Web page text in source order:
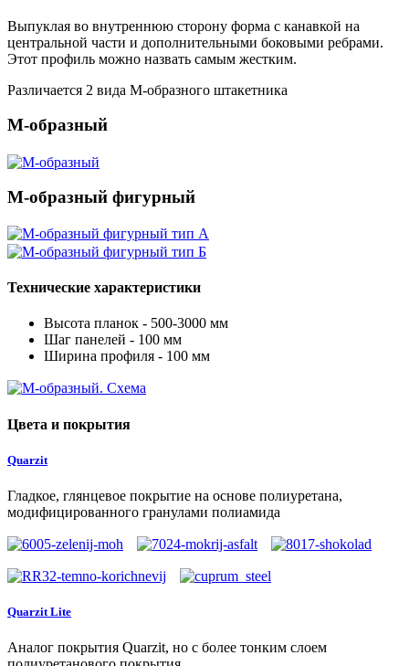
Выпуклая во внутреннюю сторону форма с канавкой на
центральной части и дополнительными боковыми ребрами.
Этот профиль можно назвать самым жестким.
Различается 2 вида М-образного штакетника
М-образный
М-образный фигурный
Технические характеристики
Высота планок - 500-3000 мм
Шаг панелей - 100 мм
Ширина профиля - 100 мм
Цвета и покрытия
Quarzit
Гладкое, глянцевое покрытие на основе полиуретана,
модифицированного гранулами полиамида
Quarzit Lite
Аналог покрытия Quarzit, но с более тонким слоем